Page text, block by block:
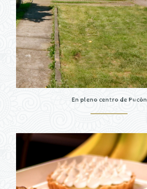
En pleno centro de Pucón